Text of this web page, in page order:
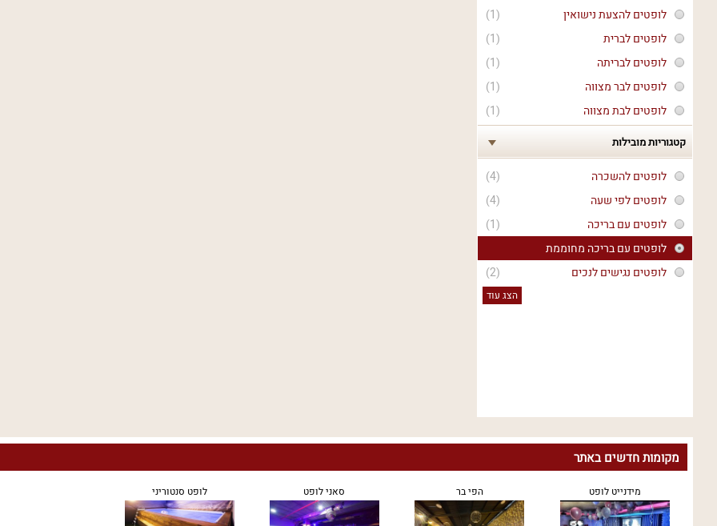
(1)
לופטים להצעת נישואין
(1)
לופטים לברית
(1)
לופטים לבריתה
(1)
לופטים לבר מצווה
(1)
לופטים לבת מצווה
קטגוריות מובילות
(4)
לופטים להשכרה
(4)
לופטים לפי שעה
(1)
לופטים עם בריכה
לופטים עם בריכה מחוממת
(2)
לופטים נגישים לנכים
הצג עוד
מקומות חדשים באתר
מידנייט לופט הפי בר סאני לופט לופט סנטוריני